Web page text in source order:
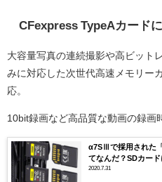
CFexpress TypeAカード
大容量写真の連続撮影や高ビット
みに対応した次世代高速メモリー
応。
10bit録画など高品質な動画の録画
α7SⅢで採用された
てなんだ？SDカー
2020.7.31